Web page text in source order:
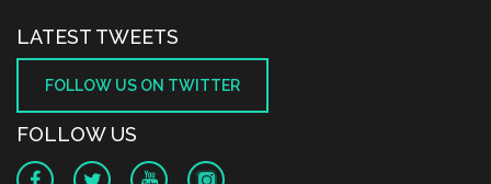
LATEST TWEETS
FOLLOW US ON TWITTER
FOLLOW US